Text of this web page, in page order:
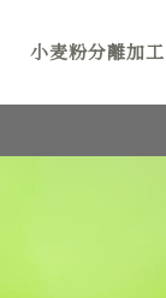
小麦粉分離加工